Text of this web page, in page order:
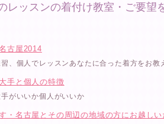
レッスンの着付け教室・ご要望
古屋2014
、個人でレッスンあなたに合った着方をお教
手と個人の特徴
がいいか個人がいいか
・名古屋とその周辺の地域の方にお越し